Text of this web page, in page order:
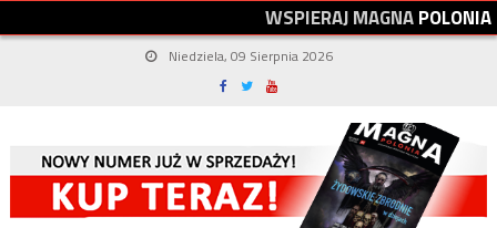
WSPIERAJMAGNAPOLONIA
Niedziela, 09 Sierpnia 2026